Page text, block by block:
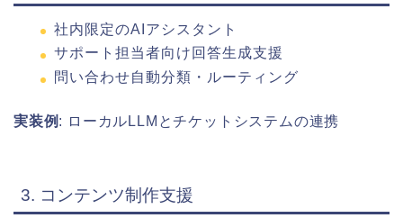
社内限定のAIアシスタント
サポート担当者向け回答生成支援
問い合わせ自動分類・ルーティング
実装例 : ローカルLLMとチケットシステムの連携
3. コンテンツ制作支援